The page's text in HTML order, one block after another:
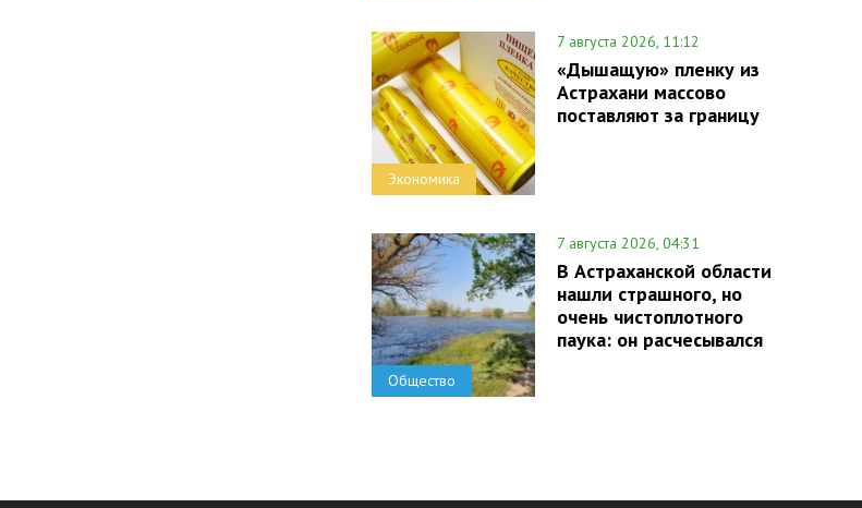
Экономика
7 августа 2026, 11:12
«Дышащую» пленку из
Астрахани массово
поставляют за границу
Общество
7 августа 2026, 04:31
В Астраханской области
нашли страшного, но
очень чистоплотного
паука: он расчесывался